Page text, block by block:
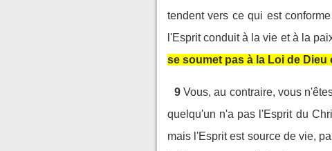
tendent vers ce qui est
l'Esprit conduit à la vie et à la
se soumet pas à la Loi de Dieu
9 Vous, au contraire, vous
quelqu'un n'a pas l'Esprit du
mais l'Esprit est source de vie,